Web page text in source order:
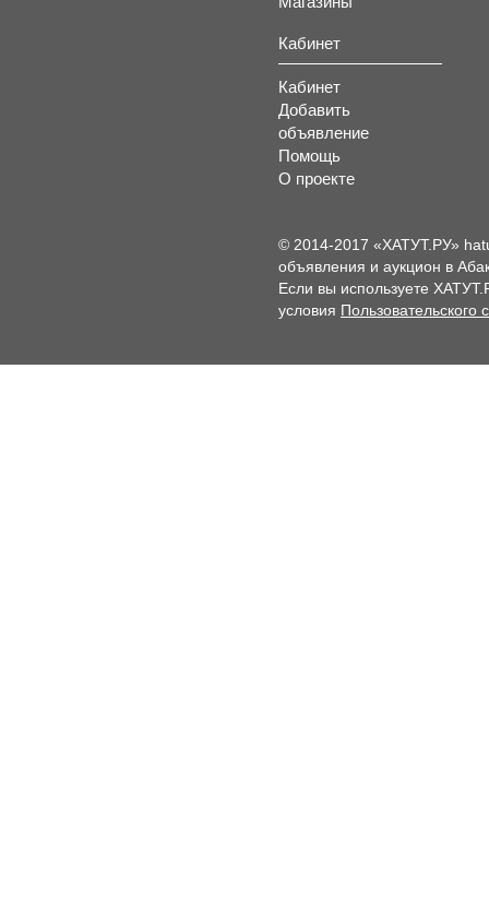
Кабинет
Кабинет
Добавить
объявление
Помощь
О проекте
© 2014-2017 «ХАТУТ.РУ»
объявления и аукцион в
Если вы используете
условия Пользовательского